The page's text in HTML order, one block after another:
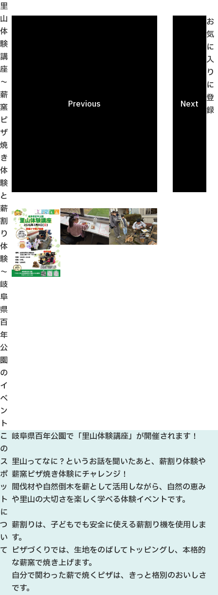
里
山
体
験
講
座
～
薪
窯
ピ
ザ
焼
き
体
験
と
薪
割
り
体
験
～
岐
阜
県
百
年
公
園
の
イ
ベ
ン
ト
Previous Next
お
気
に
入
り
に
登
録
こ
の
ス
ポ
ッ
ト
に
つ
い
て
岐阜県百年公園で「里山体験講座」が開催されます！
里山ってなに？というお話を聞いたあと、薪割り体験や
薪窯ピザ焼き体験にチャレンジ！
間伐材や自然倒木を薪として活用しながら、自然の恵み
や里山の大切さを楽しく学べる体験イベントです。
薪割りは、子どもでも安全に使える薪割り機を使用しま
す。
ピザづくりでは、生地をのばしてトッピングし、本格的
な薪窯で焼き上げます。
自分で関わった薪で焼くピザは、きっと格別のおいしさ
です。